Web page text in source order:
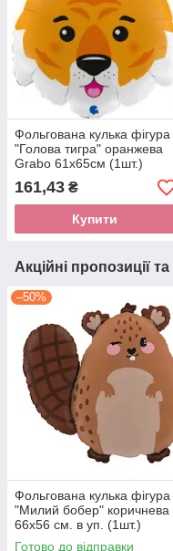
Фольгована кулька фігура
"Голова тигра" оранжева
Grabo 61х65см (1шт.)
161,43 ₴
Купити
Акційні пропозиції
–50%
Фольгована кулька фігура
"Милий бобер" коричнева
66х56 см. в уп. (1шт.)
Готово до відправки